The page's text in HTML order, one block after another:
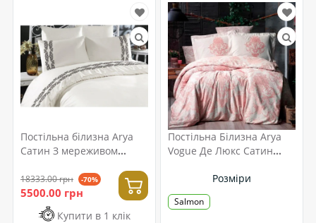
Постільна білизна Arya
Сатин З мереживом
18333.00 грн -70%
5500.00 грн
Купити в 1 клік
Постільна Білизна Arya
Vogue Де Люкс Сатин
Розміри
Salmon